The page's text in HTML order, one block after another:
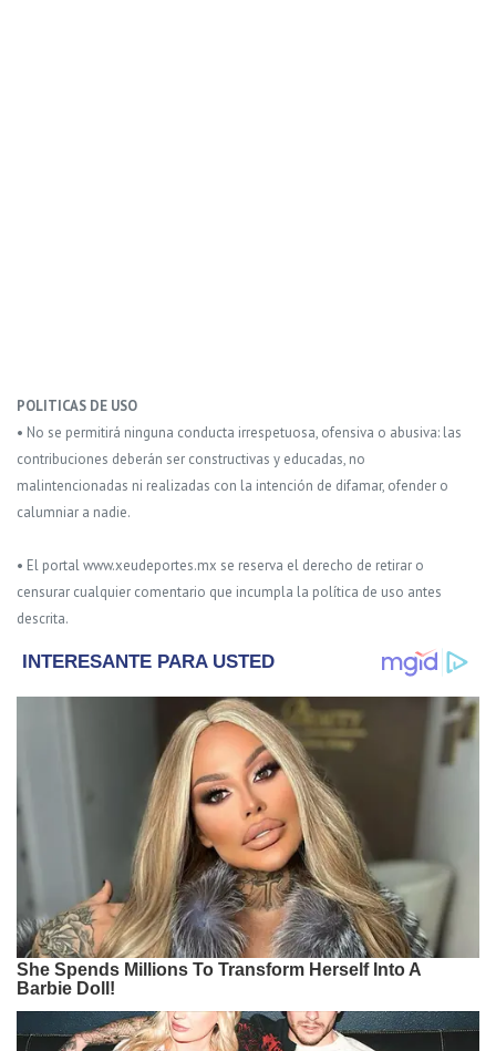
POLITICAS DE USO
• No se permitirá ninguna conducta irrespetuosa, ofensiva o abusiva: las
contribuciones deberán ser constructivas y educadas, no
malintencionadas ni realizadas con la intención de difamar, ofender o
calumniar a nadie.
• El portal www.xeudeportes.mx se reserva el derecho de retirar o
censurar cualquier comentario que incumpla la política de uso antes
descrita.